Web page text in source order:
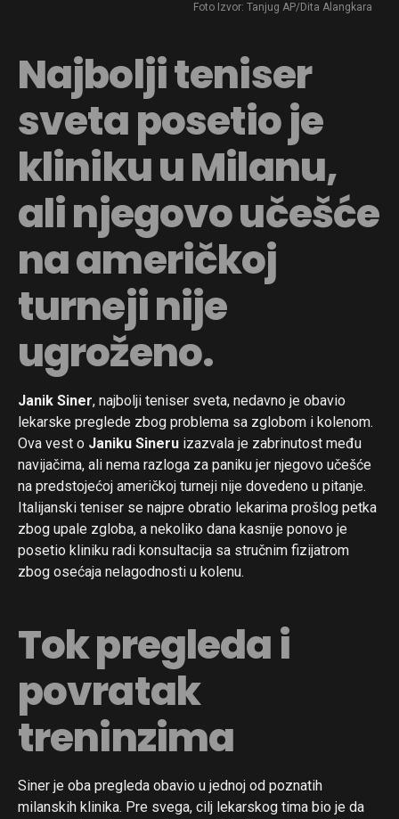
Foto Izvor: Tanjug AP/Dita Alangkara
Najbolji teniser
sveta posetio je
kliniku u Milanu,
ali njegovo učešće
na američkoj
turneji nije
ugroženo.
Janik Siner, najbolji teniser sveta, nedavno je obavio
lekarske preglede zbog problema sa zglobom i kolenom.
Ova vest o Janiku Sineru izazvala je zabrinutost među
navijačima, ali nema razloga za paniku jer njegovo učešće
na predstojećoj američkoj turneji nije dovedeno u pitanje.
Italijanski teniser se najpre obratio lekarima prošlog petka
zbog upale zgloba, a nekoliko dana kasnije ponovo je
posetio kliniku radi konsultacija sa stručnim fizijatrom
zbog osećaja nelagodnosti u kolenu.
Tok pregleda i
povratak
treninzima
Siner je oba pregleda obavio u jednoj od poznatih
milanskih klinika. Pre svega, cilj lekarskog tima bio je da